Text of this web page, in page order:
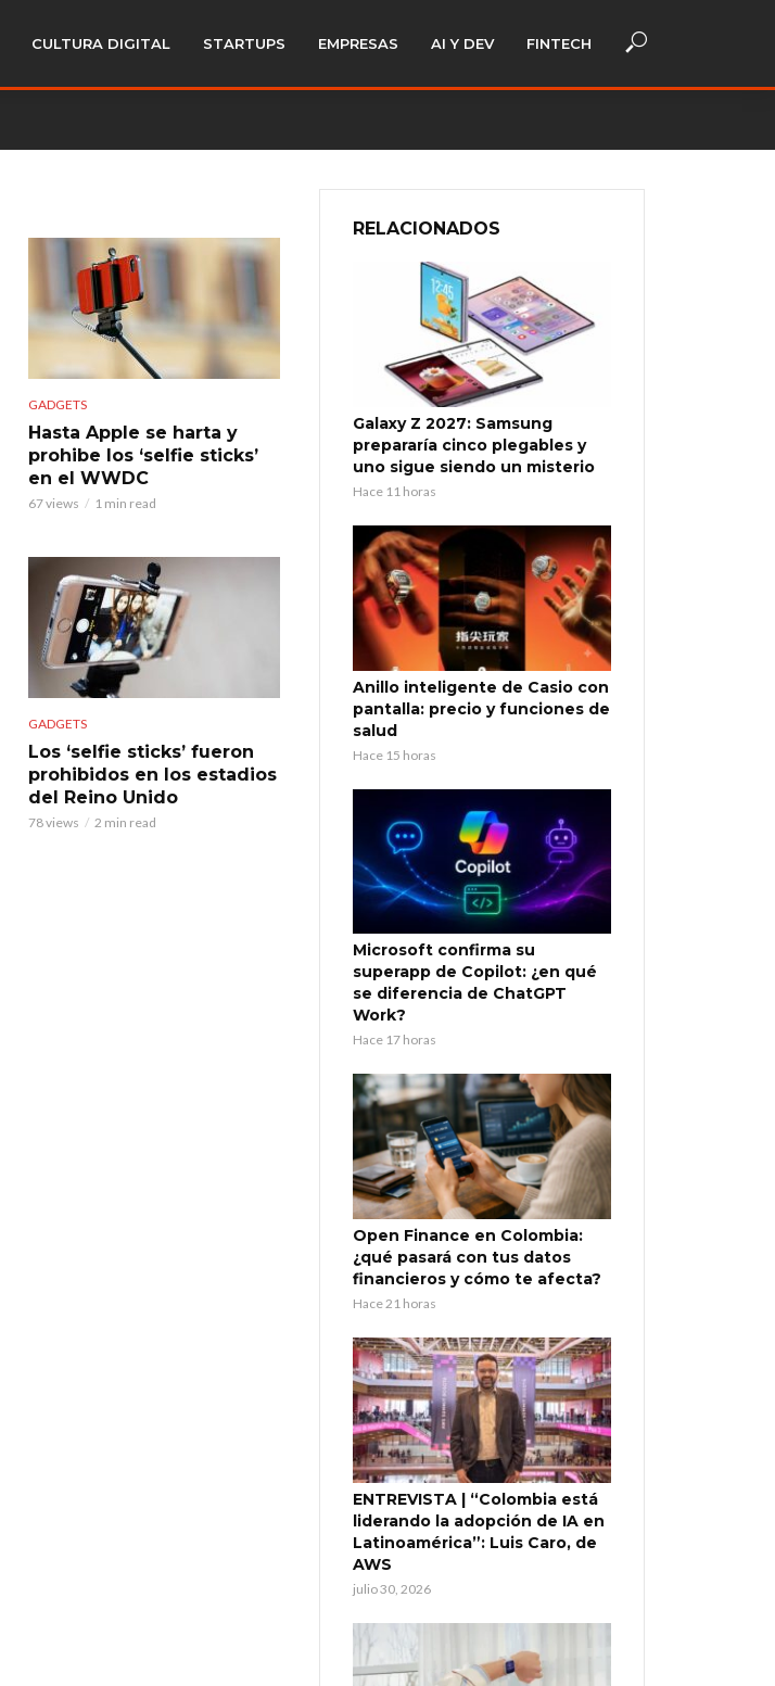
CULTURA DIGITAL STARTUPS EMPRESAS AI Y DEV FINTECH
GADGETS
Hasta Apple se harta y
prohibe los ‘selfie sticks’
en el WWDC
67 views 1 min read
GADGETS
Los ‘selfie sticks’ fueron
prohibidos en los estadios
del Reino Unido
78 views 2 min read
RELACIONADOS
Galaxy Z 2027: Samsung
prepararía cinco plegables y
uno sigue siendo un misterio
Hace 11 horas
Anillo inteligente de Casio con
pantalla: precio y funciones de
salud
Hace 15 horas
Microsoft confirma su
superapp de Copilot: ¿en qué
se diferencia de ChatGPT
Work?
Hace 17 horas
Open Finance en Colombia:
¿qué pasará con tus datos
financieros y cómo te afecta?
Hace 21 horas
ENTREVISTA | “Colombia está
liderando la adopción de IA en
Latinoamérica”: Luis Caro, de
AWS
julio 30, 2026